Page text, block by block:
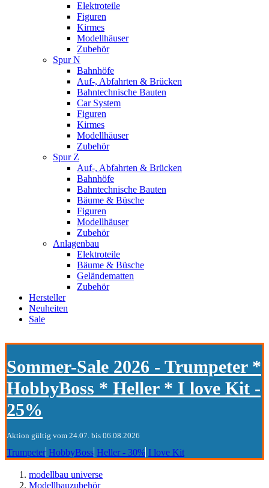
Elektroteile
Figuren
Kirmes
Modellhäuser
Zubehör
Spur N
Bahnhöfe
Auf-, Abfahrten & Brücken
Bahntechnische Bauten
Car System
Figuren
Kirmes
Modellhäuser
Zubehör
Spur Z
Auf-, Abfahrten & Brücken
Bahnhöfe
Bahntechnische Bauten
Bäume & Büsche
Figuren
Modellhäuser
Zubehör
Anlagenbau
Elektroteile
Bäume & Büsche
Geländematten
Zubehör
Hersteller
Neuheiten
Sale
Sommer-Sale 2026 - Trumpeter *
HobbyBoss * Heller * I love Kit -
25%
Aktion gültig vom 24.07. bis 06.08.2026
Trumpeter HobbyBoss Heller - 30% I love Kit
modellbau universe
Modellbauzubehör